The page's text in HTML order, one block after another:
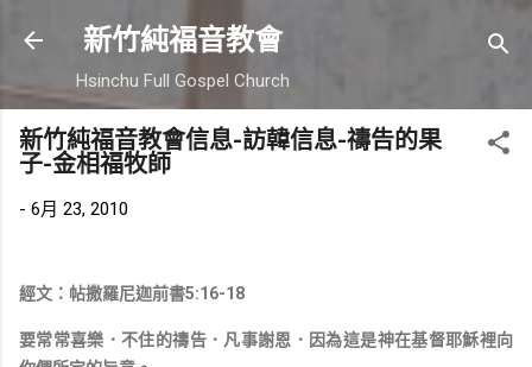
跳到主要內容
新竹純福音教會
Hsinchu Full Gospel Church
新竹純福音教會信息-訪韓信息-禱告的果
子-金相福牧師
- 6月 23, 2010
經文：帖撒羅尼迦前書5:16-18
要常常喜樂．不住的禱告．凡事謝恩．因為這是神在基督耶穌裡向